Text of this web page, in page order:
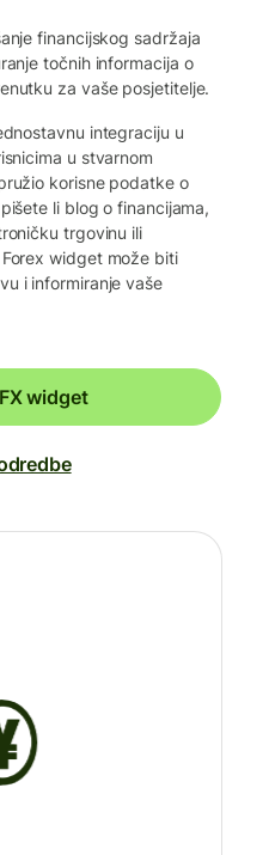
financijskog sadržaja
točnih informacija o
za vaše posjetitelje.
integraciju u
u stvarnom
korisne podatke o
li blog o financijama,
trgovinu ili
widget može biti
i informiranje vaše
widget